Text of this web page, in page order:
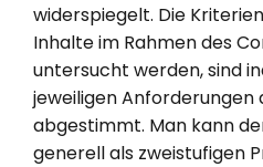
widerspiegelt. Die
Inhalte im Rahmen des
untersucht werden, sind
jeweiligen Anforderungen
abgestimmt. Man kann
generell als zweistufigen